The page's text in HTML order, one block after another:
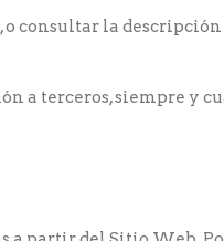
consultar la
a terceros, siempre y